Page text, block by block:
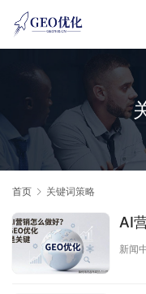
首页 关键词策略
AI
新闻